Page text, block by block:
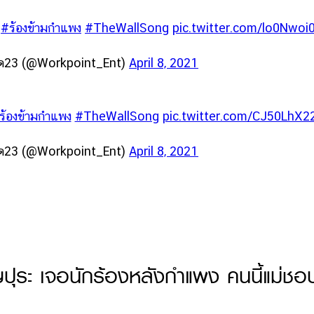
#ร้องข้ามกำแพง #TheWallSong pic.twitter.com/
(@Workpoint_Ent) April 8, 2021
องข้ามกำแพง #TheWallSong pic.twitter.com/
(@Workpoint_Ent) April 8, 2021
ระ เจอนักร้องหลังกำแพง คนนี้แม่ชอ